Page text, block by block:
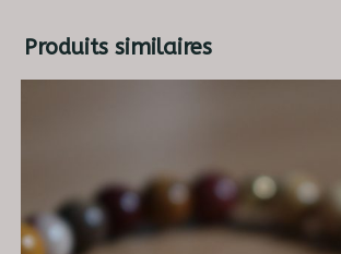
Produits similaires